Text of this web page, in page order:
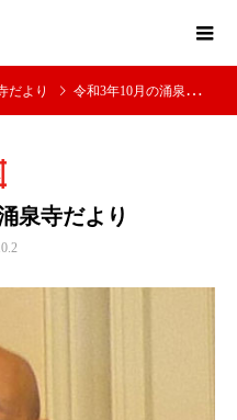
だより 令和3年10月の涌泉寺だより
泉寺だより